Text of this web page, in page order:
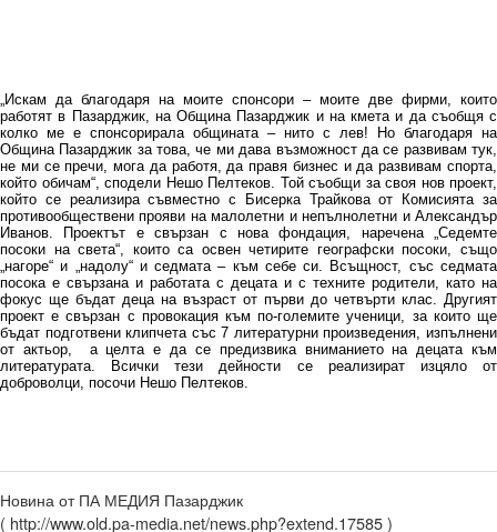
„Искам да благодаря на моите спонсори – моите две фирми, които
работят в Пазарджик, на Община Пазарджик и на кмета и да съобщя с
колко ме е спонсорирала общината – нито с лев! Но благодаря на
Община Пазарджик за това, че ми дава възможност да се развивам тук,
не ми се пречи, мога да работя, да правя бизнес и да развивам спорта,
който обичам“, сподели Нешо Пелтеков. Той съобщи за своя нов проект,
който се реализира съвместно с Бисерка Трайкова от Комисията за
противообществени прояви на малолетни и непълнолетни и Александър
Иванов. Проектът е свързан с нова фондация, наречена „Седемте
посоки на света“, които са освен четирите географски посоки, също
„нагоре“ и „надолу“ и седмата – към себе си. Всъщност, със седмата
посока е свързана и работата с децата и с техните родители, като на
фокус ще бъдат деца на възраст от първи до четвърти клас. Другият
проект е свързан с провокация към по-големите ученици, за които ще
бъдат подготвени клипчета със 7 литературни произведения, изпълнени
от актьор, а целта е да се предизвика вниманието на децата към
литературата. Всички тези дейности се реализират изцяло от
доброволци, посочи Нешо Пелтеков.
Новина от ПА МЕДИЯ Пазарджик
( http://www.old.pa-media.net/news.php?extend.17585 )